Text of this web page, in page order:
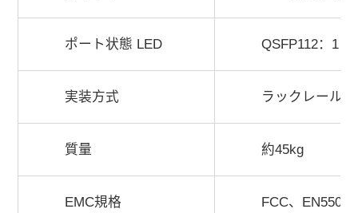
ポート状態 LED QSFP112：1
実装方式 ラックレール
質量 約45kg
EMC規格
FCC、